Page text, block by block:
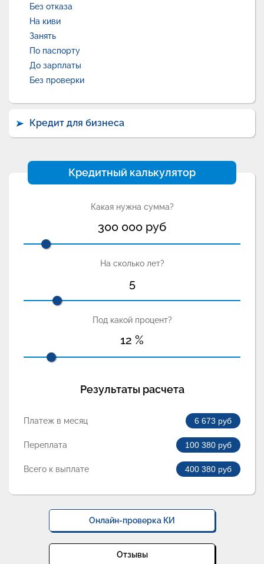
Без отказа
На киви
Занять
По паспорту
До зарплаты
Без проверки
Кредит для бизнеса
Кредитный калькулятор
Какая нужна сумма?
300 000 руб
На сколько лет?
5
Под какой процент?
12 %
Результаты расчета
Платеж в месяц 6 673 руб
Переплата 100 380 руб
Всего к выплате 400 380 руб
Онлайн-проверка КИ
Отзывы